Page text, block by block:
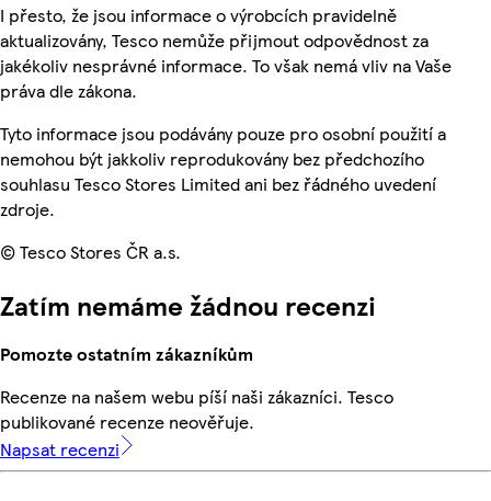
I přesto, že jsou informace o výrobcích pravidelně
aktualizovány, Tesco nemůže přijmout odpovědnost za
jakékoliv nesprávné informace. To však nemá vliv na Vaše
práva dle zákona.
Tyto informace jsou podávány pouze pro osobní použití a
nemohou být jakkoliv reprodukovány bez předchozího
souhlasu Tesco Stores Limited ani bez řádného uvedení
zdroje.
© Tesco Stores ČR a.s.
Zatím nemáme žádnou recenzi
Pomozte ostatním zákazníkům
Recenze na našem webu píší naši zákazníci. Tesco
publikované recenze neověřuje.
Napsat recenzi